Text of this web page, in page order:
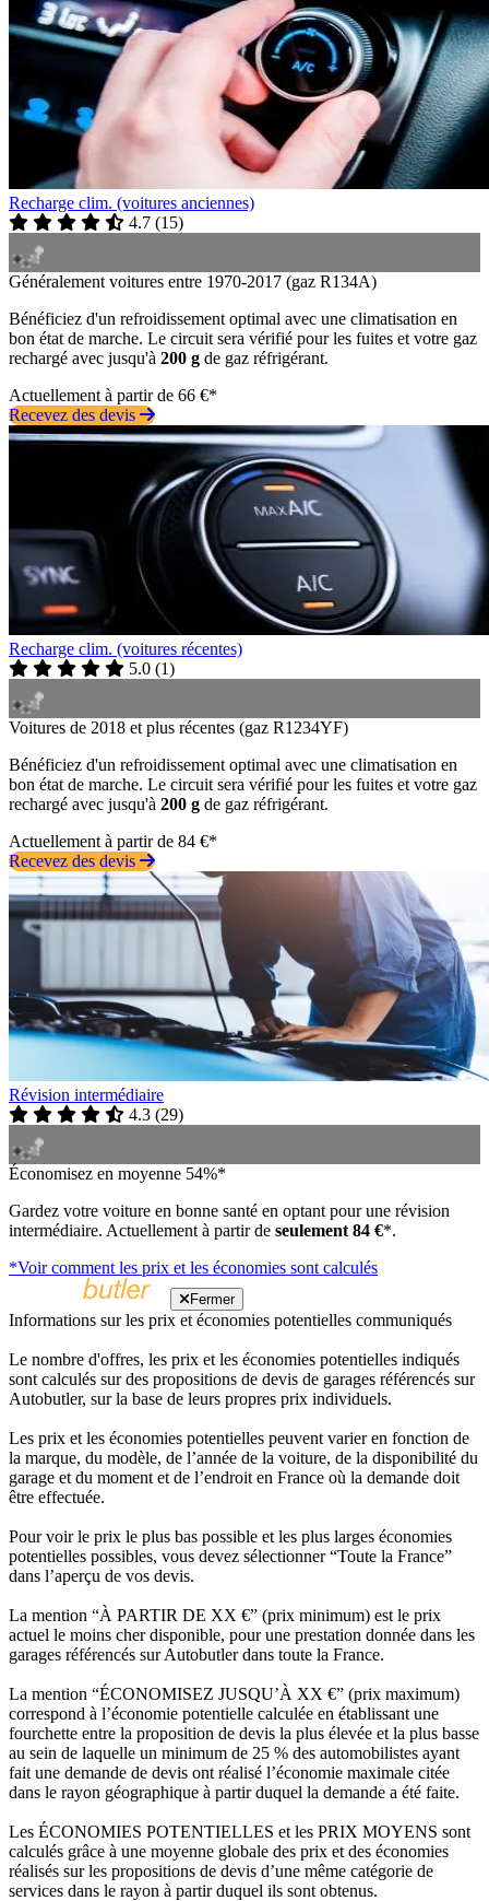
Recharge clim. (voitures anciennes)
4.7 (15)
Généralement voitures entre 1970-2017 (gaz R134A)
Bénéficiez d'un refroidissement optimal avec une climatisation en
bon état de marche. Le circuit sera vérifié pour les fuites et votre gaz
rechargé avec jusqu'à 200 g de gaz réfrigérant.
Actuellement à partir de 66 €*
Recevez des devis
Recharge clim. (voitures récentes)
5.0 (1)
Voitures de 2018 et plus récentes (gaz R1234YF)
Bénéficiez d'un refroidissement optimal avec une climatisation en
bon état de marche. Le circuit sera vérifié pour les fuites et votre gaz
rechargé avec jusqu'à 200 g de gaz réfrigérant.
Actuellement à partir de 84 €*
Recevez des devis
Révision intermédiaire
4.3 (29)
Économisez en moyenne 54%*
Gardez votre voiture en bonne santé en optant pour une révision
intermédiaire. Actuellement à partir de seulement 84 €*.
*Voir comment les prix et les économies sont calculés
Fermer
Informations sur les prix et économies potentielles communiqués
Le nombre d'offres, les prix et les économies potentielles indiqués
sont calculés sur des propositions de devis de garages référencés sur
Autobutler, sur la base de leurs propres prix individuels.
Les prix et les économies potentielles peuvent varier en fonction de
la marque, du modèle, de l’année de la voiture, de la disponibilité du
garage et du moment et de l’endroit en France où la demande doit
être effectuée.
Pour voir le prix le plus bas possible et les plus larges économies
potentielles possibles, vous devez sélectionner “Toute la France”
dans l’aperçu de vos devis.
La mention “À PARTIR DE XX €” (prix minimum) est le prix
actuel le moins cher disponible, pour une prestation donnée dans les
garages référencés sur Autobutler dans toute la France.
La mention “ÉCONOMISEZ JUSQU’À XX €” (prix maximum)
correspond à l’économie potentielle calculée en établissant une
fourchette entre la proposition de devis la plus élevée et la plus basse
au sein de laquelle un minimum de 25 % des automobilistes ayant
fait une demande de devis ont réalisé l’économie maximale citée
dans le rayon géographique à partir duquel la demande a été faite.
Les ÉCONOMIES POTENTIELLES et les PRIX MOYENS sont
calculés grâce à une moyenne globale des prix et des économies
réalisés sur les propositions de devis d’une même catégorie de
services dans le rayon à partir duquel ils sont obtenus.